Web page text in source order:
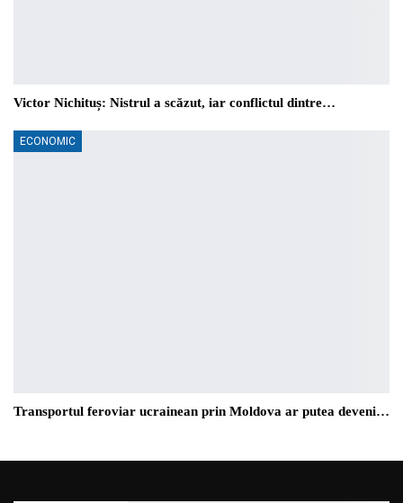
Victor Nichituș: Nistrul a scăzut, iar conflictul dintre…
ECONOMIC
Transportul feroviar ucrainean prin Moldova ar putea deveni…